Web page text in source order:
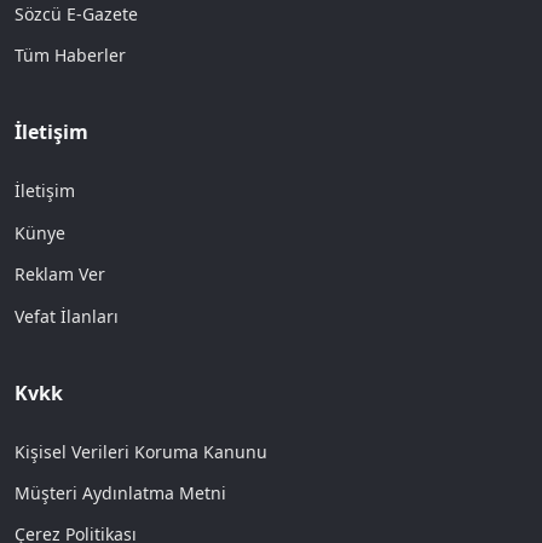
Sözcü E-Gazete
Tüm Haberler
İletişim
İletişim
Künye
Reklam Ver
Vefat İlanları
Kvkk
Kişisel Verileri Koruma Kanunu
Müşteri Aydınlatma Metni
Çerez Politikası